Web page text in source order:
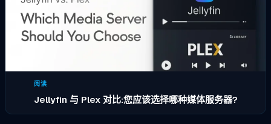
阅读
Jellyfin 与 Plex 对比:您应该选择哪种媒体服务器?